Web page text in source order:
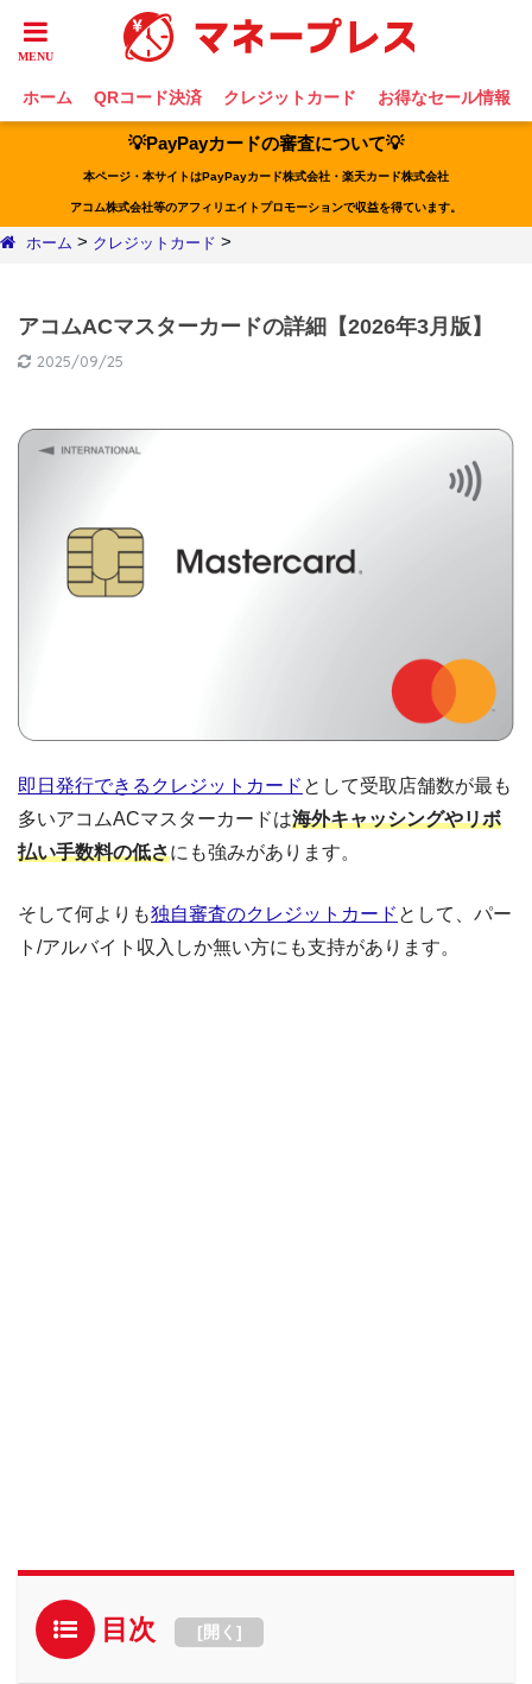
ホーム QRコード決済 クレジットカード お得なセール情報
💡PayPayカードの審査について💡
本ページ・本サイトはPayPayカード株式会社・楽天カード株式会社
アコム株式会社等のアフィリエイトプロモーションで収益を得ています。
ホーム > クレジットカード >
アコムACマスターカードの詳細【2026年3月版】
2025/09/25
即日発行できるクレジットカード として受取店舗数が最も
多いアコムACマスターカードは海外キャッシングやリボ
払い手数料の低さにも強みがあります。
そして何よりも独自審査のクレジットカード として、パー
ト/アルバイト収入しか無い方にも支持があります。
目次 [開く ]